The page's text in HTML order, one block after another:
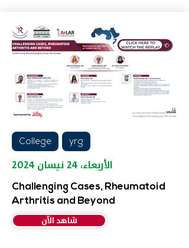
College yrg
الأربعاء، ٢٤ نيسان ٢٠٢٤
Challenging Cases, Rheumatoid
Arthritis and Beyond
شاهد الآن